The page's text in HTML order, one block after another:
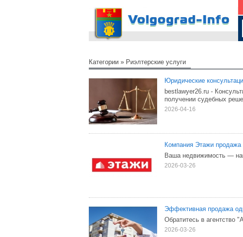
Категории » Риэлтерские услуги
Юридические
bestlawyer26.ru -
получении судебных
2026-04-16
Компания Этажи продажа
Ваша недвижимость —
2026-03-26
Эффективная продажа
Обратитесь в агентство
2026-03-26